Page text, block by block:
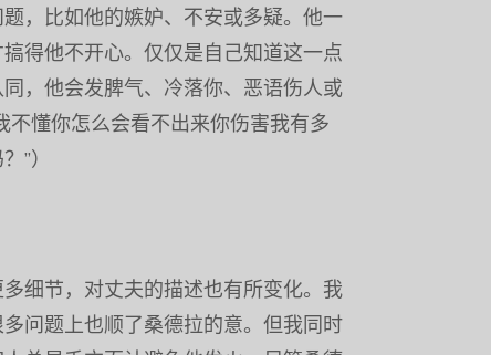
，比如他的嫉妒、不安或多疑。他一
得他不开心。仅仅是自己知道这一点
，他会发脾气、冷落你、恶语伤人或
不懂你怎么会看不出来你伤害我有多
”）
细节，对丈夫的描述也有所变化。我
问题上也顺了桑德拉的意。但我同时